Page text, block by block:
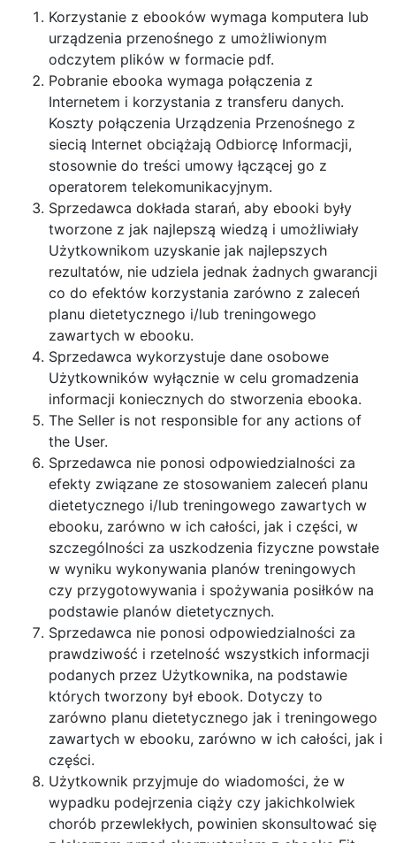
Korzystanie z ebooków wymaga komputera lub
urządzenia przenośnego z umożliwionym
odczytem plików w formacie pdf.
Pobranie ebooka wymaga połączenia z
Internetem i korzystania z transferu danych.
Koszty połączenia Urządzenia Przenośnego z
siecią Internet obciążają Odbiorcę Informacji,
stosownie do treści umowy łączącej go z
operatorem telekomunikacyjnym.
Sprzedawca dokłada starań, aby ebooki były
tworzone z jak najlepszą wiedzą i umożliwiały
Użytkownikom uzyskanie jak najlepszych
rezultatów, nie udziela jednak żadnych gwarancji
co do efektów korzystania zarówno z zaleceń
planu dietetycznego i/lub treningowego
zawartych w ebooku.
Sprzedawca wykorzystuje dane osobowe
Użytkowników wyłącznie w celu gromadzenia
informacji koniecznych do stworzenia ebooka.
The Seller is not responsible for any actions of
the User.
Sprzedawca nie ponosi odpowiedzialności za
efekty związane ze stosowaniem zaleceń planu
dietetycznego i/lub treningowego zawartych w
ebooku, zarówno w ich całości, jak i części, w
szczególności za uszkodzenia fizyczne powstałe
w wyniku wykonywania planów treningowych
czy przygotowywania i spożywania posiłków na
podstawie planów dietetycznych.
Sprzedawca nie ponosi odpowiedzialności za
prawdziwość i rzetelność wszystkich informacji
podanych przez Użytkownika, na podstawie
których tworzony był ebook. Dotyczy to
zarówno planu dietetycznego jak i treningowego
zawartych w ebooku, zarówno w ich całości, jak i
części.
Użytkownik przyjmuje do wiadomości, że w
wypadku podejrzenia ciąży czy jakichkolwiek
chorób przewlekłych, powinien skonsultować się